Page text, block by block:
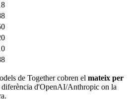
de Together cobren el mateix per
diferència d'OpenAI/Anthropic on la